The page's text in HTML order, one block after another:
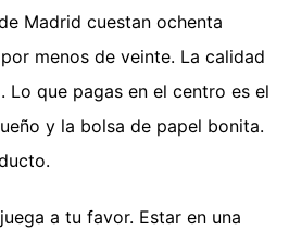
Madrid cuestan ochenta
menos de veinte. La calidad
Lo que pagas en el centro es el
y la bolsa de papel bonita.
a tu favor. Estar en una